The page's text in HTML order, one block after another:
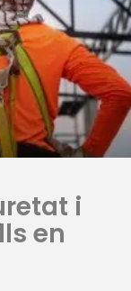
i
en